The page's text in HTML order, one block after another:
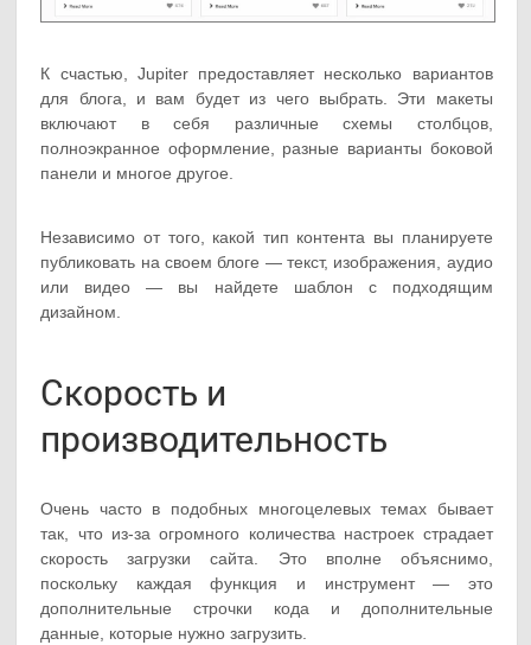
К счастью, Jupiter предоставляет несколько вариантов
для блога, и вам будет из чего выбрать. Эти макеты
включают в себя различные схемы столбцов,
полноэкранное оформление, разные варианты боковой
панели и многое другое.
Независимо от того, какой тип контента вы планируете
публиковать на своем блоге — текст, изображения, аудио
или видео — вы найдете шаблон с подходящим
дизайном.
Скорость и
производительность
Очень часто в подобных многоцелевых темах бывает
так, что из-за огромного количества настроек страдает
скорость загрузки сайта. Это вполне объяснимо,
поскольку каждая функция и инструмент — это
дополнительные строчки кода и дополнительные
данные, которые нужно загрузить.